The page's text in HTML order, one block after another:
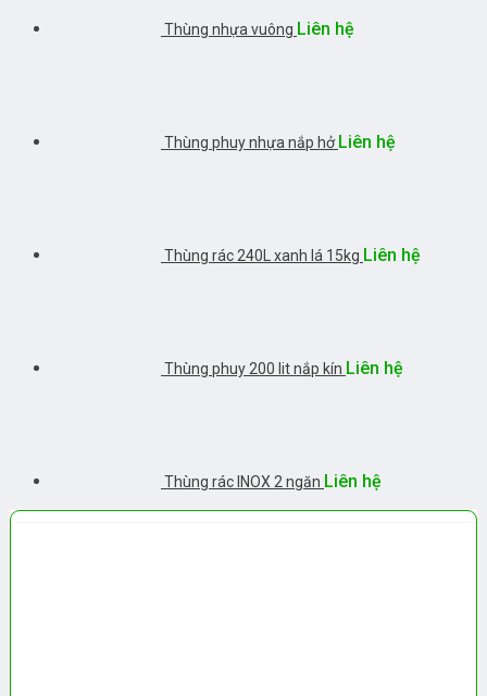
Thùng nhựa vuông Liên hệ
Thùng phuy nhựa nắp hở Liên hệ
Thùng rác 240L xanh lá 15kg Liên hệ
Thùng phuy 200 lit nắp kín Liên hệ
Thùng rác INOX 2 ngăn Liên hệ